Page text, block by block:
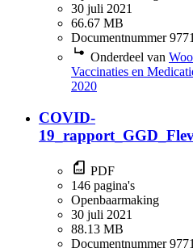
30 juli 2021
66.67 MB
Documentnummer
Onderdeel van
Vaccinaties en
2020
COVID-
PDF
146 pagina's
Openbaarmaking
30 juli 2021
88.13 MB
Documentnummer